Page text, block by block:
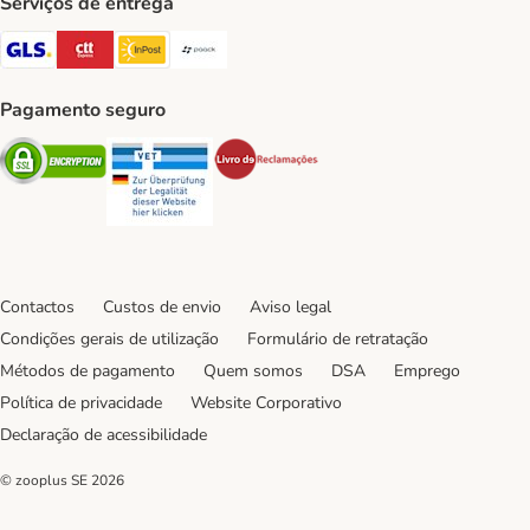
GLS Shipping Method
CTTExpress Shipping Method
InPost Shipping Method
Pagamento seguro
Security Security
Contactos Custos de envio
Aviso legal
Condições gerais de utilização
Formulário de retratação
Métodos de pagamento
Quem somos DSA
Emprego
Política de privacidade
Website Corporativo
Declaração de acessibilidade
© zooplus SE 2026